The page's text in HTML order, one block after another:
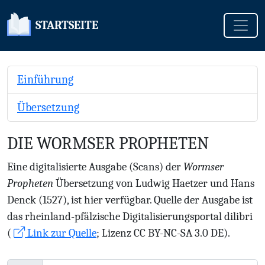
STARTSEITE
Einführung
Übersetzung
DIE WORMSER PROPHETEN
Eine digitalisierte Ausgabe (Scans) der Wormser
ProphetenÜbersetzung von Ludwig Haetzer und Hans
Denck (1527), ist hier verfügbar. Quelle der Ausgabe ist
das rheinland-pfälzische Digitalisierungsportal dilibri
(
Link zur Quelle; Lizenz CC BY-NC-SA 3.0 DE).